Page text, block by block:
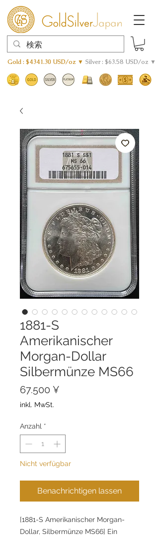
Gold : $4341.30 USD/oz ▼ Silver : $63.58 USD/oz ▼
1881-S
Amerikanischer
Morgan-Dollar
Silbermünze MS66
67.500 ¥
inkl. MwSt.
Anzahl *
Nicht verfügbar
Benachrichtigen lassen
[1881-S Amerikanischer Morgan-
Dollar, Silbermünze MS66] Ein